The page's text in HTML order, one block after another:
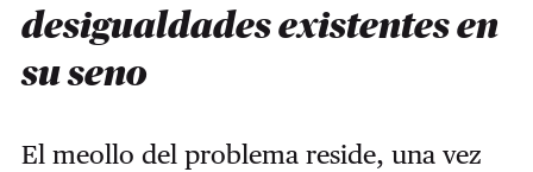
desigualdades existentes en
su seno
El meollo del problema reside, una vez